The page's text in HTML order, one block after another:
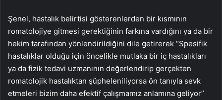
Şenel, hastalık belirtisi gösterenlerden bir kısmının
romatolojiye gitmesi gerektiğinin farkına vardığını ya da bir
hekim tarafından yönlendirildiğini dile getirerek “Spesifik
hastalıklar olduğu için öncelikle mutlaka bir iç hastalıkları
ya da fizik tedavi uzmanının değerlendirip gerçekten
romatolojik hastalıktan şüpheleniliyorsa ön tanıyla sevk
etmeleri bizim daha efektif çalışmamız anlamına geliyor”